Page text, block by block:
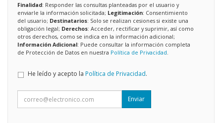
Finalidad: Responder las consultas planteadas por el usuario y
enviarle la información solicitada; Legitimación: Consentimiento
del usuario; Destinatarios: Solo se realizan cesiones si existe una
obligación legal; Derechos: Acceder, rectificar y suprimir, así como
otros derechos, como se indica en la información adicional;
Información Adicional: Puede consultar la información completa
de Protección de Datos en nuestra Política de Privacidad
He leído y acepto la Política de Privacidad.
Enviar